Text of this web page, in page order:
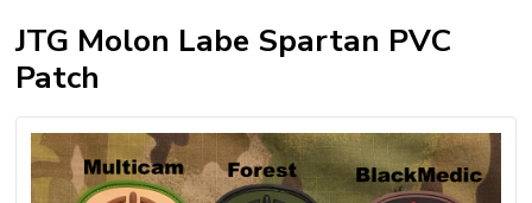
JTG Molon Labe Spartan PVC
Patch